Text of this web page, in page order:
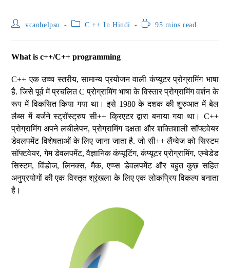
vcanhelpsu C ++ In Hindi 95 mins read
What is c++/C++ programming
C++ एक उच्च स्तरीय, सामान्य प्रयोजन वाली कंप्यूटर प्रोग्रामिंग भाषा
है. जिसे पूर्व में प्रचलित C प्रोग्रामिंग भाषा के विस्तार प्रोग्रामिंग वर्शन के
रूप में विकसित किया गया था। इसे 1980 के दशक की शुरुआत में बेल
लैब्स में बर्जने स्ट्रॉस्ट्रुप सी++ क्रिएटर द्वारा बनाया गया था। C++
प्रोग्रामिंग अपने लचीलेपन, प्रोग्रामिंग दक्षता और शक्तिशाली सॉफ्टवेयर
डेवलपमेंट विशेषताओं के लिए जाना जाता है. जो सी++ लैंग्वेज को सिस्टम
सॉफ्टवेयर, गेम डेवलपमेंट, वैज्ञानिक कंप्यूटिंग, कंप्यूटर प्रोग्रामिंग, एम्बेडेड
सिस्टम, विंडोज, लिनक्स, मैक, एप्प्स डेवलपमेंट और बहुत कुछ सहित
अनुप्रयोगों की एक विस्तृत श्रृंखला के लिए एक लोकप्रिय विकल्प बनाता
है।